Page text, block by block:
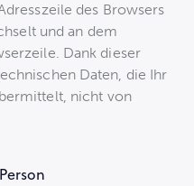
des Browsers
und an dem
Dank dieser
Daten, die Ihr
nicht von